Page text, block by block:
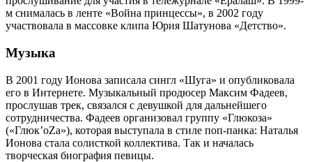
м снималась в ленте «Война принцессы», в 2002 году
участвовала в массовке клипа Юрия Шатунова «Детство».
Музыка
В 2001 году Ионова записала сингл «Шуга» и опубликовала
его в Интернете. Музыкальный продюсер Максим Фадеев,
прослушав трек, связался с девушкой для дальнейшего
сотрудничества. Фадеев организовал группу «Глюкоза»
(«Глюк’oZa»), которая выступала в стиле поп-панка: Наталья
Ионова стала солисткой коллектива. Так и началась
творческая биография певицы.